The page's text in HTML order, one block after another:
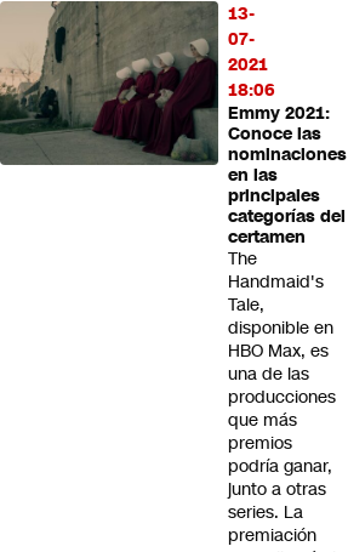
13-
07-
2021
18:06
Emmy 2021:
Conoce las
nominaciones
en las
principales
categorías del
certamen
The
Handmaid's
Tale,
disponible en
HBO Max, es
una de las
producciones
que más
premios
podría ganar,
junto a otras
series. La
premiación